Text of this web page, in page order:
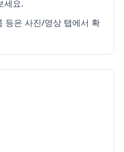
세요.
등은 사진/영상 탭에서 확